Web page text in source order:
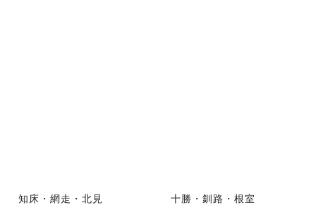
知床・網走・北見 十勝・釧路・根室